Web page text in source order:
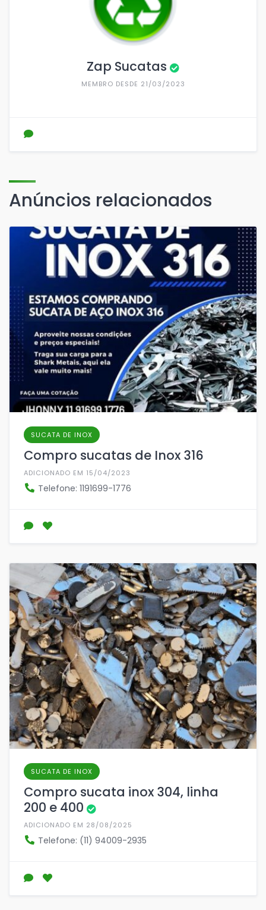
Zap Sucatas
MEMBRO DESDE 21/03/2023
Anúncios relacionados
SUCATA DE INOX
Compro sucatas de Inox 316
ADICIONADO EM 15/04/2023
Telefone: 1191699-1776
SUCATA DE INOX
Compro sucata inox 304, linha
200 e 400
ADICIONADO EM 28/08/2025
Telefone: (11) 94009-2935